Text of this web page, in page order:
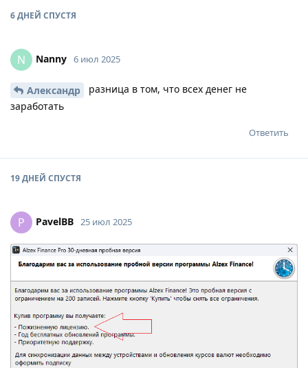
6 ДНЕЙ СПУСТЯ
N Nanny 6 июл 2025
Александр
разница в том, что всех денег не
заработать
Ответить
19 ДНЕЙ СПУСТЯ
P PavelBB 25 июл 2025